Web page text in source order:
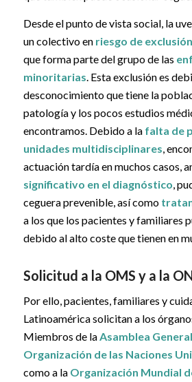
Desde el punto de vista social, la
un colectivo en riesgo de
que forma parte del grupo de las
minoritarias. Esta exclusión es
desconocimiento que tiene la
patología y los pocos estudios
encontramos. Debido a la falta de
unidades multidisciplinares,
actuación tardía en muchos casos,
significativo en el diagnóstico,
ceguera prevenible, así como
a los que los pacientes y familiares
debido al alto coste que tienen en
Solicitud a la OMS y a la
Por ello, pacientes, familiares y
Latinoamérica solicitan a los
Miembros de laAsamblea
Organización de las Naciones
como a la Organización Mundial